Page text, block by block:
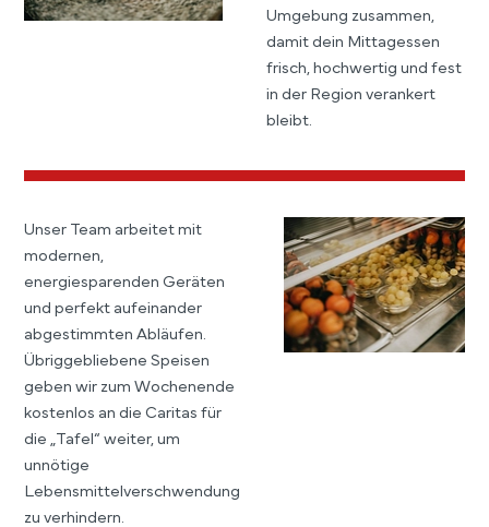
Umgebung zusammen,
damit dein Mittagessen
frisch, hochwertig und fest
in der Region verankert
bleibt.
Unser Team arbeitet mit
modernen,
energiesparenden Geräten
und perfekt aufeinander
abgestimmten Abläufen.
Übriggebliebene Speisen
geben wir zum Wochenende
kostenlos an die Caritas für
die „Tafel“ weiter, um
unnötige
Lebensmittelverschwendung
zu verhindern.